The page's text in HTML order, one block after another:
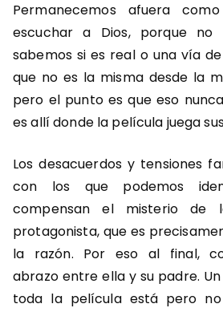
Permanecemos afuera
escuchar a Dios, porque no
sabemos si es real o una vía
que no es la misma desde la
pero el punto es que eso
es allí donde la película juega
Los desacuerdos y tensiones
con los que podemos
compensan el misterio de
protagonista, que es
la razón. Por eso al final,
abrazo entre ella y su padre.
toda la película está pero